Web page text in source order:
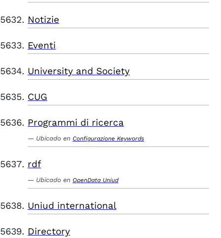
Notizie
Eventi
University and Society
CUG
Programmi di ricerca
Ubicado en Configurazione Keywords
rdf
Ubicado en OpenData Uniud
Uniud international
Directory